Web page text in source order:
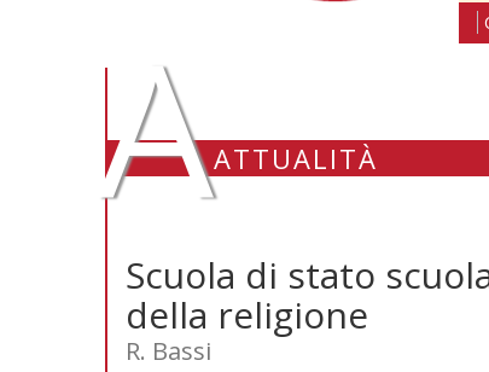
AATTUALITÀ
Scuola di stato
della religione
R. Bassi